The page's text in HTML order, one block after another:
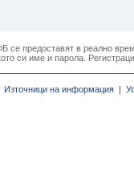
се предоставят в реално
си име и парола.
Източници на информация |